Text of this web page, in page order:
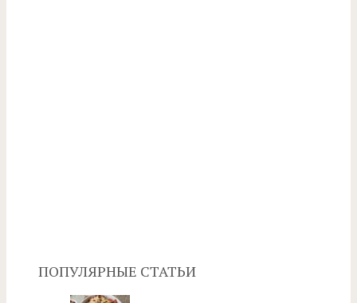
ПОПУЛЯРНЫЕ СТАТЬИ